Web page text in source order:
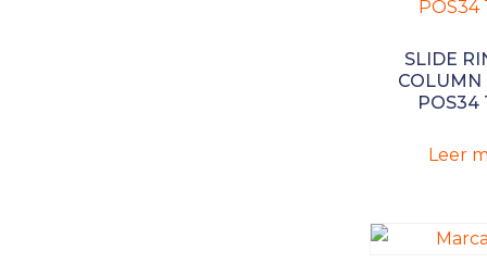
SLIDE
COLUMN
POS34
Leer